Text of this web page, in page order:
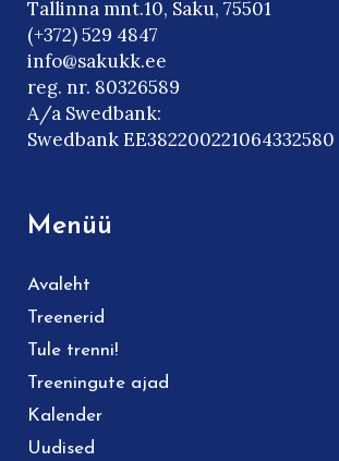
Tallinna mnt.10, Saku, 75501
(+372) 529 4847
info@sakukk.ee
reg. nr. 80326589
A/a Swedbank:
Swedbank EE382200221064332580
Menüü
Avaleht
Treenerid
Tule trenni!
Treeningute ajad
Kalender
Uudised